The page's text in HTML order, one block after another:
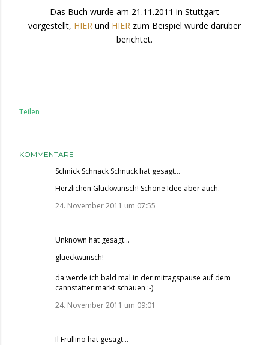
Das Buch wurde am 21.11.2011 in Stuttgart
vorgestellt, HIER und HIER zum Beispiel wurde darüber
berichtet.
Teilen
KOMMENTARE
Schnick Schnack Schnuckhat gesagt…
Herzlichen Glückwunsch! Schöne Idee aber auch.
24. November 2011 um 07:55
Unknown hat gesagt…
glueckwunsch!
da werde ich bald mal in der mittagspause auf dem
cannstatter markt schauen :-)
24. November 2011 um 09:01
Il Frullino hat gesagt…